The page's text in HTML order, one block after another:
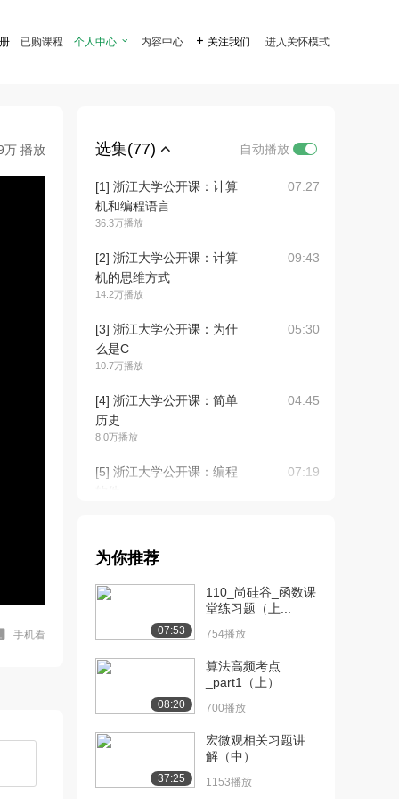
已购课程 个人中心  内容中心  关注我们 进入关怀模式
万 播放
手机看
选集(77) 自动播放
[1] 浙江大学公开课：计算
机和编程语言
36.3万播放
07:27
[2] 浙江大学公开课：计算
机的思维方式
14.2万播放
09:43
[3] 浙江大学公开课：为什
么是C
10.7万播放
05:30
[4] 浙江大学公开课：简单
历史
8.0万播放
04:45
[5] 浙江大学公开课：编程
07:19
个C程序
[7] 浙江大学公开课：详解
第一个程序
06:41
[8] 浙江大学公开课：做点
[9] 浙江大学公开课：Mac
为你推荐
07:53
110_尚硅谷_函数课
堂练习题（上...
754播放
08:20
算法高频考点
_part1（上）
700播放
37:25
宏微观相关习题讲
解（中）
1153播放